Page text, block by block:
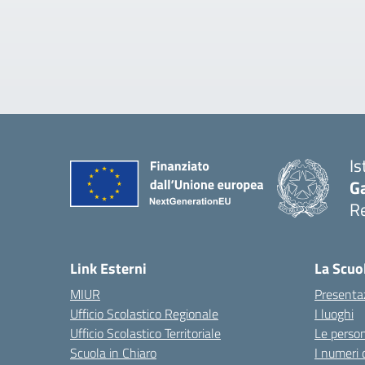
Link Esterni
MIUR
Ufficio Scolastico Regionale
Ufficio Scolastico Territoriale
Scuola in Chiaro
La
I luoghi
Le
I numeri